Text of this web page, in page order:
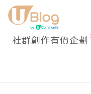
社群創作有價企劃